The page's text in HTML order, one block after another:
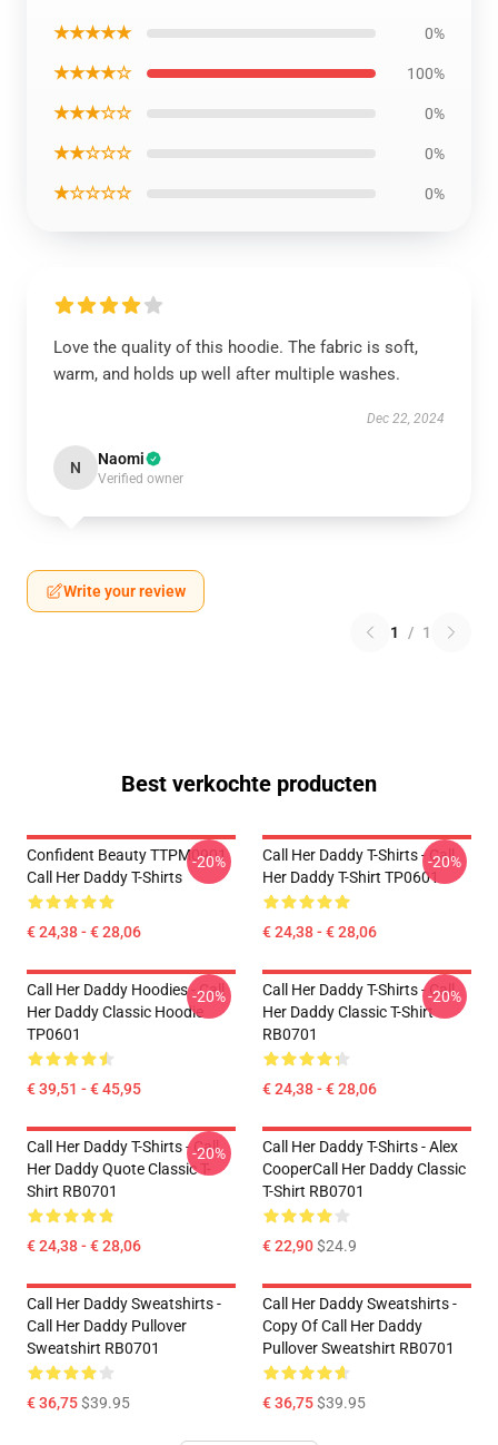
★★★★★ 0%
★★★★☆ 100%
★★★☆☆ 0%
★★☆☆☆ 0%
★☆☆☆☆ 0%
Love the quality of this hoodie. The fabric is soft,
warm, and holds up well after multiple washes.
Dec 22, 2024
N Naomi
Verified owner
Write your review
1 / 1
Best verkochte producten
Confident Beauty TTPM0901
Call Her Daddy T-Shirts
€ 24,38 - € 28,06
-20%
Call Her Daddy T-Shirts - Call
Her Daddy T-Shirt TP0601
€ 24,38 - € 28,06
-20%
Call Her Daddy Hoodies - Call
Her Daddy Classic Hoodie
TP0601
€ 39,51 - € 45,95
-20%
Call Her Daddy T-Shirts - Call
Her Daddy Classic T-Shirt
RB0701
€ 24,38 - € 28,06
-20%
Call Her Daddy T-Shirts - Call
Her Daddy Quote Classic T-
Shirt RB0701
€ 24,38 - € 28,06
-20%
Call Her Daddy T-Shirts - Alex
CooperCall Her Daddy Classic
T-Shirt RB0701
€ 22,90$24.9
Call Her Daddy Sweatshirts -
Call Her Daddy Pullover
Sweatshirt RB0701
€ 36,75$39.95
Call Her Daddy Sweatshirts -
Copy Of Call Her Daddy
Pullover Sweatshirt RB0701
€ 36,75$39.95